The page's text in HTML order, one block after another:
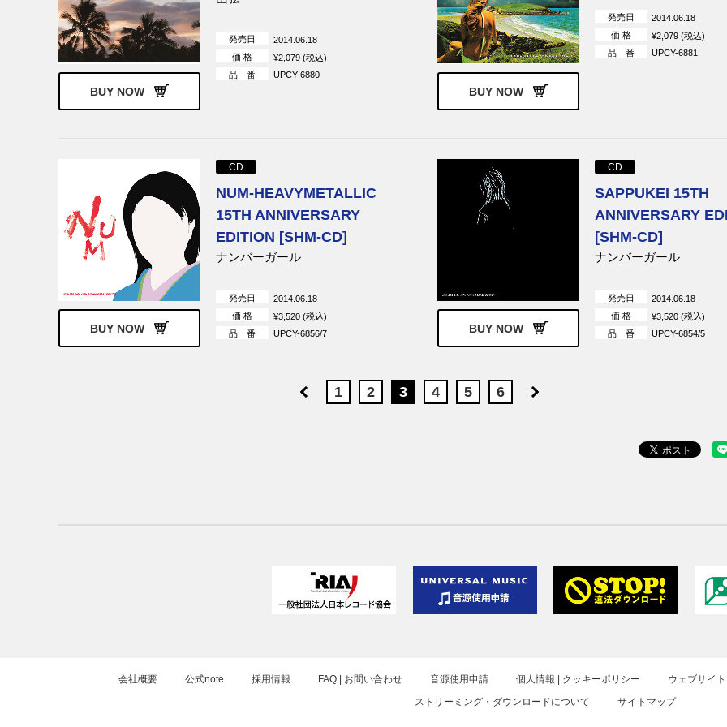
BUY NOW
発売日
2014.06.18
価 格
¥2,079 (税込)
品 番
UPCY-6880
BUY NOW
発売日
2014.06.18
価 格
¥2,079 (税込)
品 番
UPCY-6881
BUY NOW
CD
NUM-HEAVYMETALLIC
15TH ANNIVERSARY
EDITION [SHM-CD]
ナンバーガール
発売日
2014.06.18
価 格
¥3,520 (税込)
品 番
UPCY-6856/7 BUY NOW
CD
SAPPUKEI 15TH
ANNIVERSARY
[SHM-CD]
ナンバーガール
発売日
2014.06.18
価 格
¥3,520 (税込)
品 番
UPCY-6854/5
1 2 3 4 5 6
会社概要 公式note 採用情報 FAQ | お問い合わせ 音源使用申請 個人情報 | クッキーポリシー ウェブサイ
ストリーミング・ダウンロードについて サイトマップ